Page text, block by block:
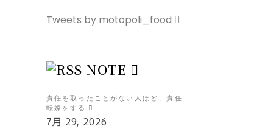
Tweets by motopoli_food
NOTE
責任を取ったことがない人ほど、責任
転嫁をする
7月 29, 2026